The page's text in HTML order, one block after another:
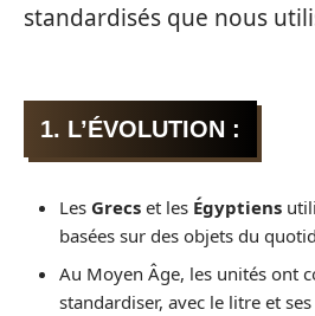
standardisés que nous
1. L’ÉVOLUTION :
Les Grecs et les Égyptiens
basées sur des objets du
Au Moyen Âge, les unités ont
standardiser, avec le litre et